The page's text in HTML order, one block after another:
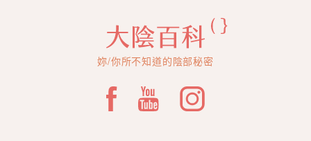
妳/你所不知道的陰部秘密